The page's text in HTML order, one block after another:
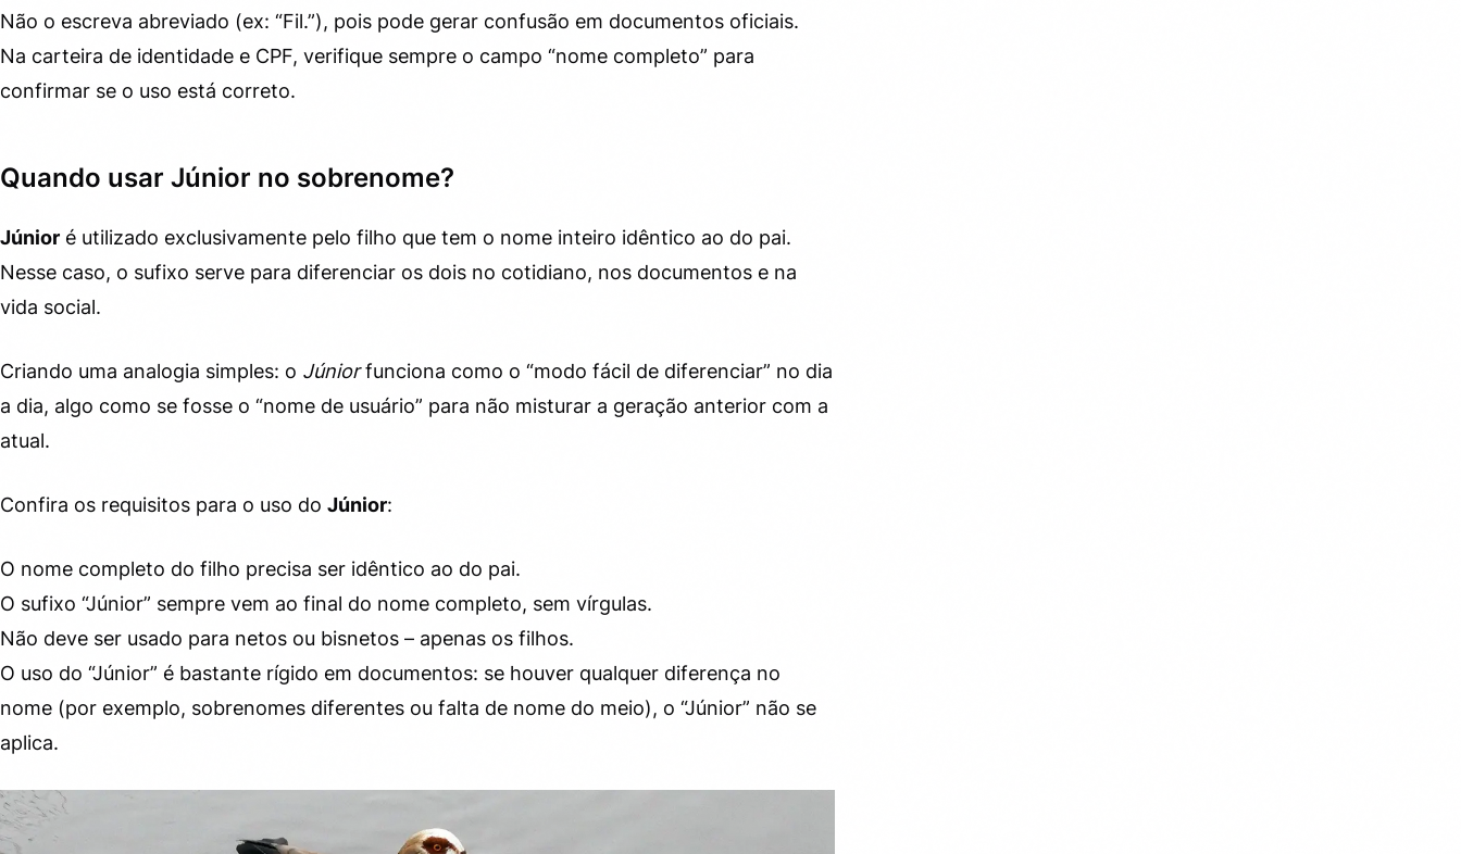
Não o escreva abreviado (ex: “Fil.”), pois pode gerar confusão em documentos oficiais.
Na carteira de identidade e CPF, verifique sempre o campo “nome completo” para
confirmar se o uso está correto.
Quando usar Júnior no sobrenome?
Júnior é utilizado exclusivamente pelo filho que tem o nome inteiro idêntico ao do pai.
Nesse caso, o sufixo serve para diferenciar os dois no cotidiano, nos documentos e na
vida social.
Criando uma analogia simples: o Júniorfunciona como o “modo fácil de diferenciar” no dia
a dia, algo como se fosse o “nome de usuário” para não misturar a geração anterior com a
atual.
Confira os requisitos para o uso do Júnior:
O nome completo do filho precisa ser idêntico ao do pai.
O sufixo “Júnior” sempre vem ao final do nome completo, sem vírgulas.
Não deve ser usado para netos ou bisnetos – apenas os filhos.
O uso do “Júnior” é bastante rígido em documentos: se houver qualquer diferença no
nome (por exemplo, sobrenomes diferentes ou falta de nome do meio), o “Júnior” não se
aplica.